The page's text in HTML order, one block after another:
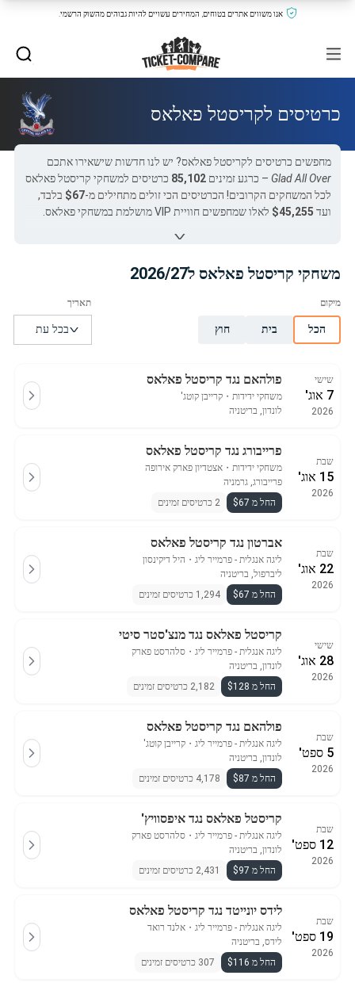
אנו משווים אתרים בטוחים, המחירים עשויים להיות גבוהים מהשוק הרשמי.
כרטיסים לקריסטל פאלאס
מחפשים כרטיסים לקריסטל פאלאס? יש לנו חדשות שישאירו אתכם
Glad All Over – כרגע זמינים 85,102 כרטיסים למשחקי קריסטל פאלאס
לכל המשחקים הקרובים! הכרטיסים הכי זולים מתחילים מ-$67 בלבד,
ועד $45,255 לאלו שמחפשים חוויית VIP מושלמת במשחקי פאלאס.
שתוכלו למצוא בקלות את המחיר והמיקום המושלם – בין אם המשחק
כל כרטיסי קריסטל פאלאס ב-Ticket-Compare.com הם אותנטיים,
ממוכרים מאומתים מראש שמספקים אחריות של 100%.
משחקי קריסטל פאלאס ל2026/27
הכל בית חוץ
שישי
7 אוג'
2026
פולהאם נגד קריסטל פאלאס
משחקי ידידות ・ קרייבן קוטג'
לונדון, בריטניה
שבת
15 אוג'
2026
פרייבורג נגד קריסטל פאלאס
משחקי ידידות ・ אצטדיון פארק אירופה
פרייבורג, גרמניה
החל מ $67
2 כרטיסים זמינים
שבת
22 אוג'
2026
אברטון נגד קריסטל פאלאס
ליגה אנגלית - פרמייר ליג ・ היל דיקינסון
ליברפול, בריטניה
החל מ $67
1,294 כרטיסים זמינים
שישי
28 אוג'
2026
קריסטל פאלאס נגד מנצ'סטר סיטי
ליגה אנגלית - פרמייר ליג ・ סלהרסט פארק
לונדון, בריטניה
החל מ $128
2,182 כרטיסים זמינים
שבת
5 ספט'
2026
פולהאם נגד קריסטל פאלאס
ליגה אנגלית - פרמייר ליג ・ קרייבן קוטג'
לונדון, בריטניה
החל מ $87
4,178 כרטיסים זמינים
שבת
12 ספט'
2026
קריסטל פאלאס נגד איפסוויץ'
ליגה אנגלית - פרמייר ליג ・ סלהרסט פארק
לונדון, בריטניה
החל מ $97
2,431 כרטיסים זמינים
שבת
19 ספט'
2026
לידס יונייטד נגד קריסטל פאלאס
ליגה אנגלית - פרמייר ליג ・ אלנד רואד
לידס, בריטניה
החל מ $116
307 כרטיסים זמינים